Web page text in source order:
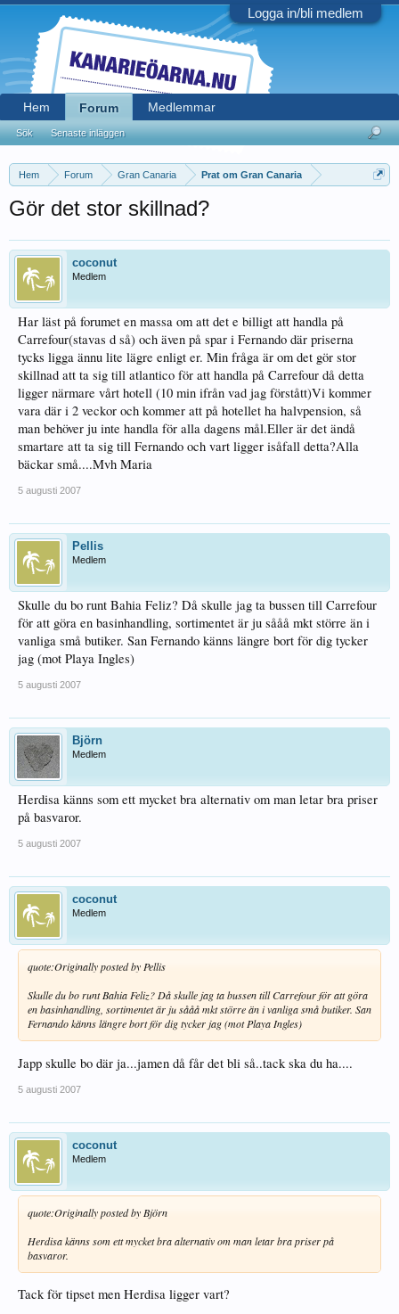
Logga in/bli medlem
Hem Forum Gran Canaria Prat om Gran Canaria
Gör det stor skillnad?
coconut
Medlem
Har läst på forumet en massa om att det e billigt att handla på
Carrefour(stavas d så) och även på spar i Fernando där priserna
tycks ligga ännu lite lägre enligt er. Min fråga är om det gör stor
skillnad att ta sig till atlantico för att handla på Carrefour då detta
ligger närmare vårt hotell (10 min ifrån vad jag förstått)Vi kommer
vara där i 2 veckor och kommer att på hotellet ha halvpension, så
man behöver ju inte handla för alla dagens mål.Eller är det ändå
smartare att ta sig till Fernando och vart ligger isåfall detta?Alla
bäckar små....Mvh Maria
5 augusti 2007
Pellis
Medlem
Skulle du bo runt Bahia Feliz? Då skulle jag ta bussen till Carrefour
för att göra en basinhandling, sortimentet är ju sååå mkt större än i
vanliga små butiker. San Fernando känns längre bort för dig tycker
jag (mot Playa Ingles)
5 augusti 2007
Björn
Medlem
Herdisa känns som ett mycket bra alternativ om man letar bra priser
på basvaror.
5 augusti 2007
coconut
Medlem
quote:Originally posted by Pellis
Skulle du bo runt Bahia Feliz? Då skulle jag ta bussen till Carrefour för att göra
en basinhandling, sortimentet är ju sååå mkt större än i vanliga små butiker. San
Fernando känns längre bort för dig tycker jag (mot Playa Ingles)
Japp skulle bo där ja...jamen då får det bli så..tack ska du ha....
5 augusti 2007
coconut
Medlem
quote:Originally posted by Björn
Herdisa känns som ett mycket bra alternativ om man letar bra priser på
basvaror.
Tack för tipset men Herdisa ligger vart?
Hem Forum
Sök Senaste inläggen
Medlemmar